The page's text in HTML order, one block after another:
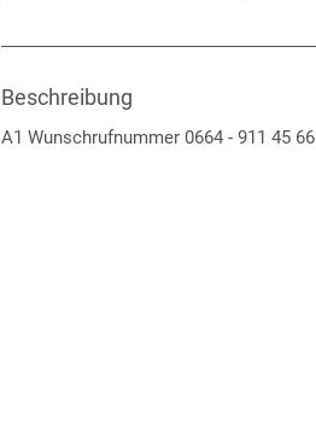
Beschreibung
A1 Wunschrufnummer 0664 - 911 45 66